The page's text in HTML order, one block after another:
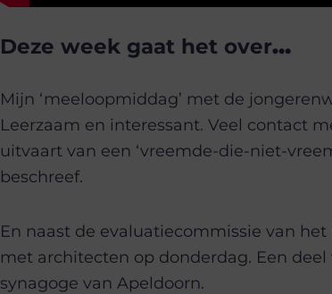
Deze week gaat het over…
Mijn ‘meeloopmiddag’ met de
Leerzaam en interessant. Veel contact
uitvaart van een ‘vreemde-die-niet-
beschreef.
En naast de evaluatiecommissie van
met architecten op donderdag. Een
synagoge van Apeldoorn.